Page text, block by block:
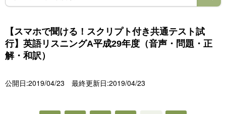
【スマホで聞ける！スクリプト付き共通テスト試
行】英語リスニングA平成29年度（音声・問題・正
解・和訳）
公開日:2019/04/23 最終更新日:2019/04/23